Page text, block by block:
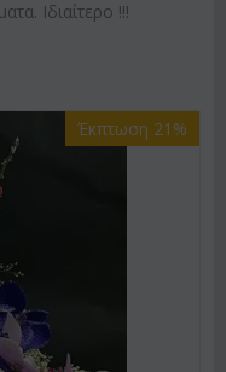
Ιδιαίτερο !!!
Έκπτωση 21%